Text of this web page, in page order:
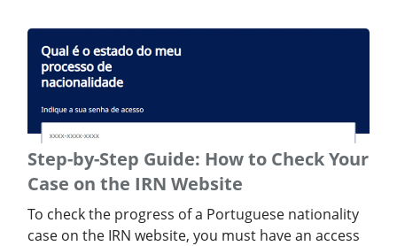
Step-by-Step Guide: How to Check Your
Case on the IRN Website
To check the progress of a Portuguese nationality
case on the IRN website, you must have an access